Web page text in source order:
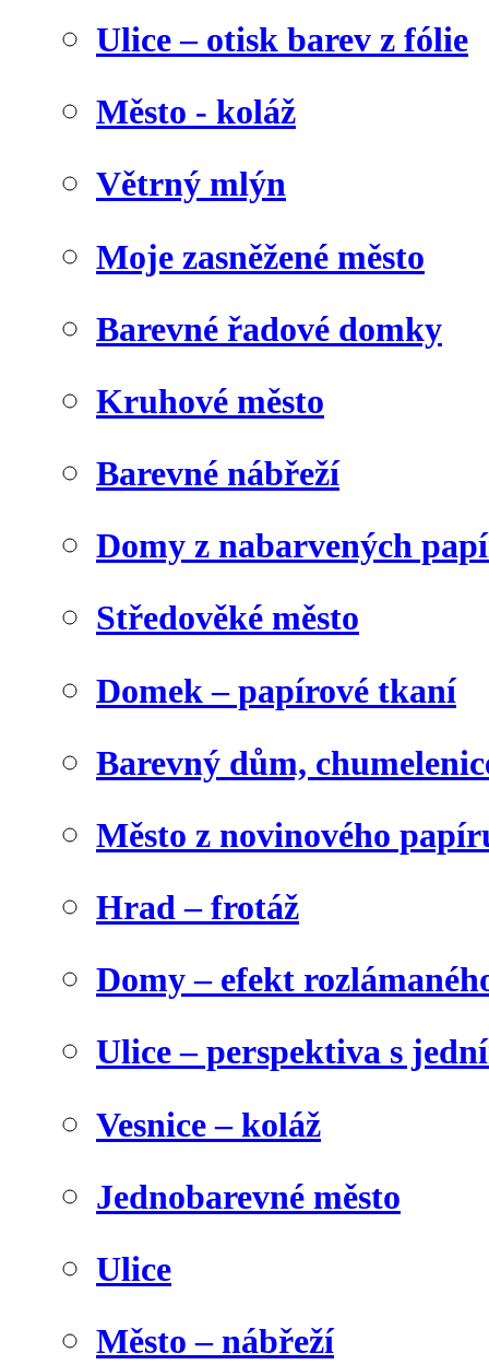
Ulice – otisk barev z fólie
Město - koláž
Větrný mlýn
Moje zasněžené město
Barevné řadové domky
Kruhové město
Barevné nábřeží
Domy z nabarvených
Středověké město
Domek – papírové tkaní
Barevný dům,
Město z novinového
Hrad – frotáž
Domy – efekt
Ulice – perspektiva s
Vesnice – koláž
Jednobarevné město
Ulice
Město – nábřeží